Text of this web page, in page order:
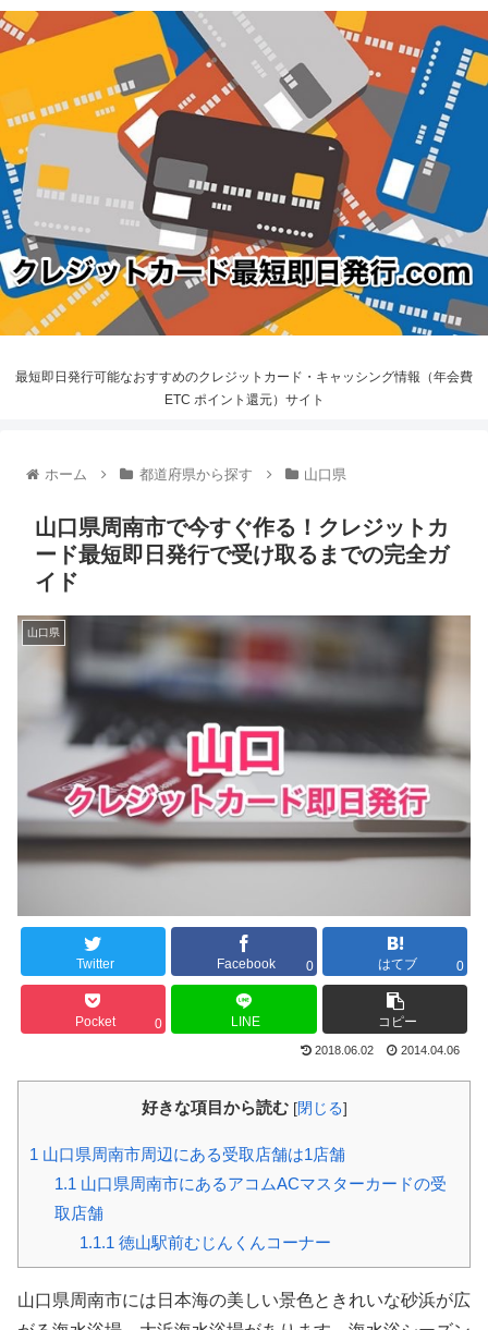
最短即日発行可能なおすすめのクレジットカード・キャッシング情報（年会費
ETC ポイント還元）サイト
ホーム 都道府県から探す 山口県
山口県周南市で今すぐ作る！クレジットカ
ード最短即日発行で受け取るまでの完全ガ
イド
山口県
Twitter Facebook 0 はてブ 0
Pocket 0 LINE コピー
2018.06.02 2014.04.06
好きな項目から読む [閉じる]
1 山口県周南市周辺にある受取店舗は1店舗
1.1 山口県周南市にあるアコムACマスターカードの受
取店舗
1.1.1 徳山駅前むじんくんコーナー
山口県周南市には日本海の美しい景色ときれいな砂浜が広